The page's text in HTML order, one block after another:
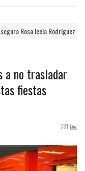
Rosa Icela Rodríguez a
a no trasladar
fiestas
781